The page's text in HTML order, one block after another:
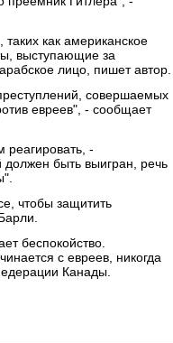
как американское
выступающие за
лицо, пишет автор.
совершаемых
евреев", - сообщает
реагировать, -
быть выигран, речь
чтобы защитить
беспокойство.
с евреев, никогда
Канады.